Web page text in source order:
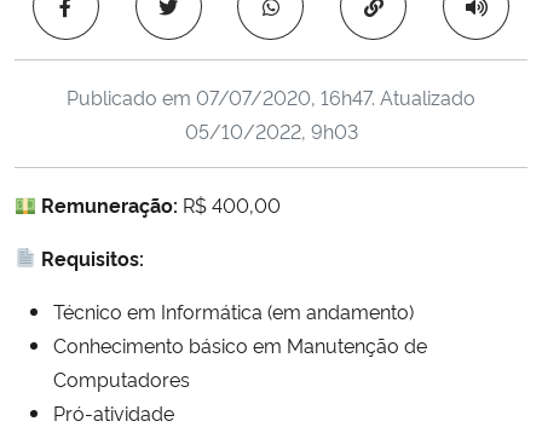
Ministério da Cidadania
Ministério da Ciência, Tecnologia, Inovações e Comunicações
Ministério do Meio Ambiente
Ministério do Turismo
Ministério do Desenvolvimento Regional
Publicado em 07/07/2020, 16h47. Atualizado
05/10/2022, 9h03
Remuneração: R$ 400,00
Requisitos:
Técnico em Informática (em andamento)
Conhecimento básico em Manutenção de
Computadores
Pró-atividade